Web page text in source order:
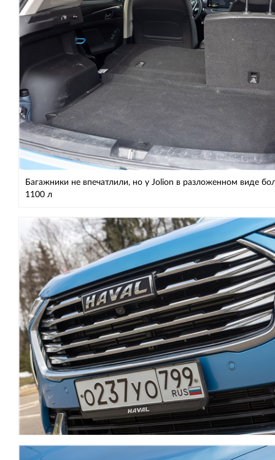
Багажники не впечатлили, но у Jolion в разложенном виде
1100 л